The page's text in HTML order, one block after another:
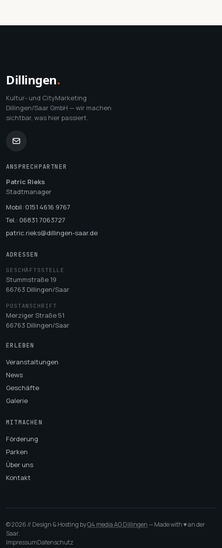
Dillingen.
Kultur- und CityMarketing
Dillingen/Saar GmbH — wir machen
sichtbar, was hier passiert.
ANSPRECHPARTNER
Patric Rieks
Stadtmanager
Mobil: 0151 4616 9767
Tel.: 06831 7063727
patric.rieks@dillingen-saar.de
ADRESSEN
GESCHÄFTSSTELLE
Stummstraße 19
66763 Dillingen/Saar
POSTANSCHRIFT
Merziger Straße 51
66763 Dillingen/Saar
ERLEBEN
Veranstaltungen
News
Geschäfte
Galerie
MITMACHEN
Förderung
Parken
Über uns
Kontakt
© 2026 // Design & Hosting byQ4 media AG Dillingen— Made with ♥ an der
Saar.
ImpressumDatenschutz